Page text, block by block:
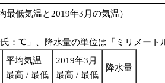
最低気温と2019年3月の気温）
：℃」、降水量の単位は「ミリメート
平均気温
最高 / 最低
2019年3月
最高 / 最低
降水量